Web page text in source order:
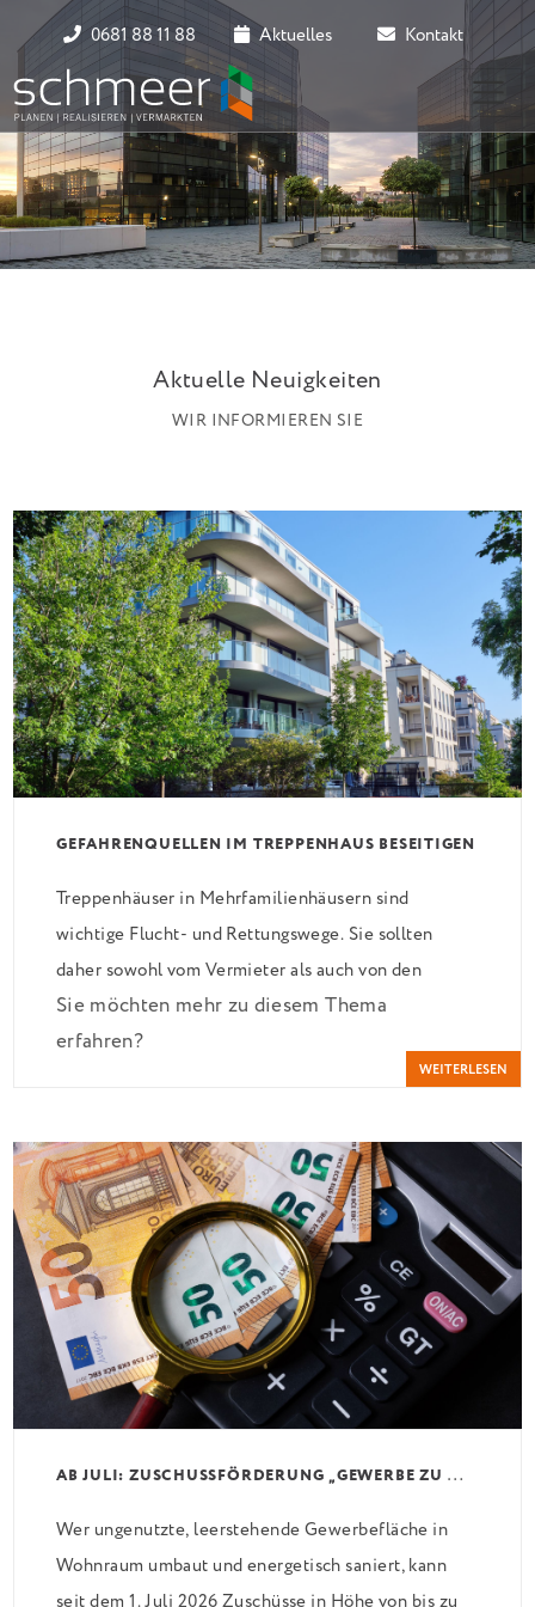
0681 88 11 88 Aktuelles Kontakt
Aktuelle Neuigkeiten
WIR INFORMIEREN SIE
GEFAHRENQUELLEN IM TREPPENHAUS BESEITIGEN
Treppenhäuser in Mehrfamilienhäusern sind
wichtige Flucht- und Rettungswege. Sie sollten
daher sowohl vom Vermieter als auch von den
Mietern mit großer Sorgfalt behandelt werden.
Zuallererst muss natürlich gewährleistet sein, dass
diese Wege nicht zugestellt sind und ein Durchgang
allen Dingen kommt hier das Bemühen um […]
Sie möchten mehr zu diesem Thema
erfahren?
WEITERLESEN
A
B JULI: ZUSCHUSSFÖRDERUNG „GEWERBE ZU WOHNEN“
Wer ungenutzte, leerstehende Gewerbefläche in
Wohnraum umbaut und energetisch saniert, kann
seit dem 1. Juli 2026 Zuschüsse in Höhe von bis zu